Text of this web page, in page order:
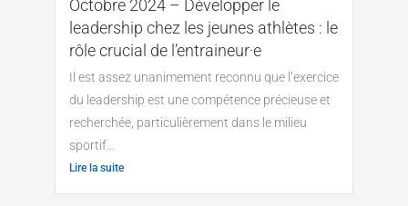
Octobre 2024 – Développer le
leadership chez les jeunes athlètes : le
rôle crucial de l’entraineur·e
Il est assez unanimement reconnu que l’exercice
du leadership est une compétence précieuse et
recherchée, particulièrement dans le milieu
sportif...
Lire la suite